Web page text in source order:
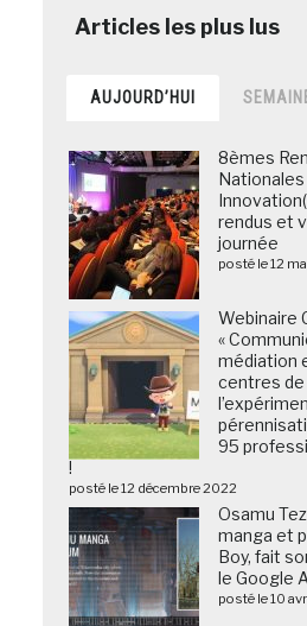
AUJOURD’HUI
8èmes
rendus et
journée
posté le 12
Webinaire
«
médiation
centres de
95
!
posté le 12 décembre 2022
Osamu
manga et
Boy, fait
le Google
posté le 10